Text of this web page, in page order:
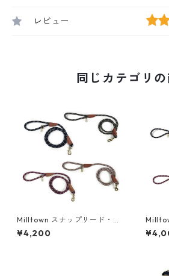
レビュー
同じカテゴリ
Milltown スナップリード・ク
ライミングロープ（太)
¥4,200
ライ